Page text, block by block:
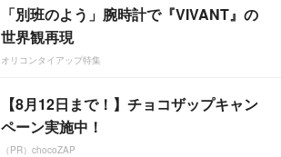
「別班のよう」腕時計で『VIVANT』の
世界観再現
オリコンタイアップ特集
【8月12日まで！】チョコザップキャン
ペーン実施中！
（PR）chocoZAP